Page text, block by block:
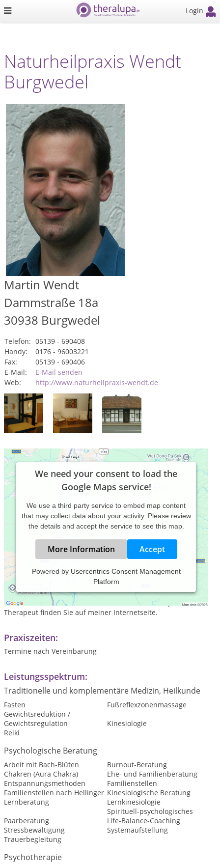
Login
Naturheilpraxis Wendt
Burgwedel
Martin Wendt
Dammstraße 18a
30938 Burgwedel
Telefon: 05139 - 690408
Handy:
0176 - 96003221
Fax:
05139 - 690406
E-Mail:
E-Mail senden
Web:
http://www.naturheilpraxis-wendt.de
We need your consent to load the
Google Maps service!
We use a third party service to embed map content
that may collect data about your activity. Please review
the details and accept the service to see this map.
More Information Accept
Powered by Usercentrics Consent Management
Platform
Gerne begleite ich Sie auf Ihrem Weg!
Ausführlichere Informationen über meine Philosophie als
Therapeut finden Sie auf meiner Internetseite.
Praxiszeiten:
Termine nach Vereinbarung
Leistungsspektrum:
Traditionelle und komplementäre Medizin, Heilkunde
Fasten
Fußreflexzonenmassage
Gewichtsreduktion /
Gewichtsregulation
Kinesiologie
Reiki
Psychologische Beratung
Arbeit mit Bach-Blüten
Burnout-Beratung
Chakren (Aura Chakra)
Ehe- und Familienberatung
Entspannungsmethoden
Familienstellen
Familienstellen nach Hellinger Kinesiologische Beratung
Lernberatung
Lernkinesiologie
Paarberatung
Spirituell-psychologisches
Life-Balance-Coaching
Stressbewältigung
Systemaufstellung
Trauerbegleitung
Psychotherapie